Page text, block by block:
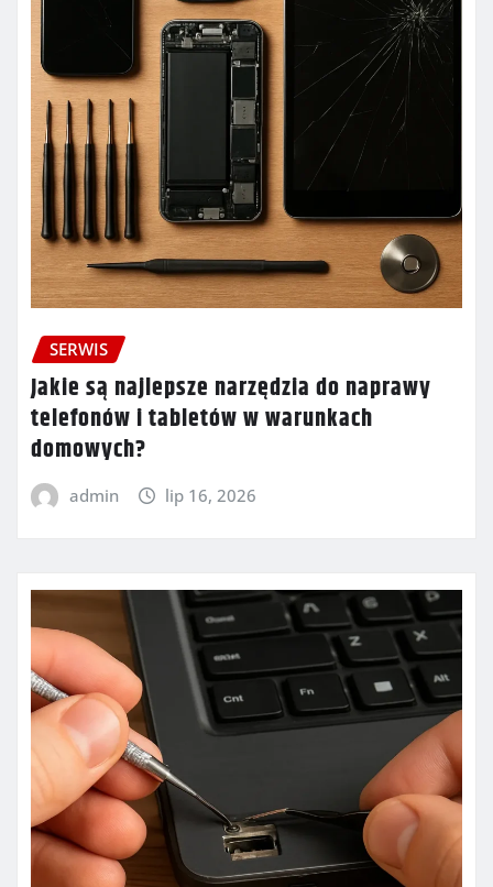
SERWIS
Jakie są najlepsze narzędzia do naprawy
telefonów i tabletów w warunkach
domowych?
admin lip 16, 2026